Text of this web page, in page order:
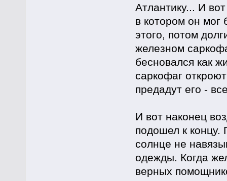
Атлантику... И
в котором он мог
этого, потом
железном
бесновался как
саркофаг
предадут его -
И вот наконец
подошел к концу.
солнце не
одежды. Когда
верных